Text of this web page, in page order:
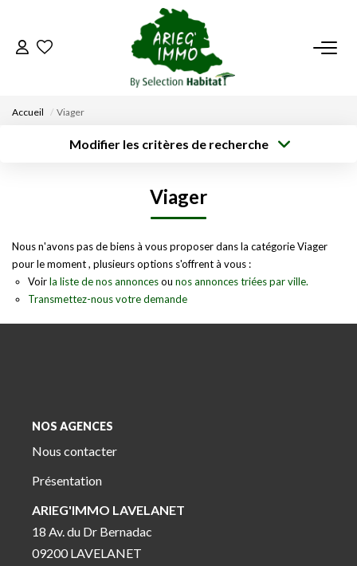
ACCUEIL
DÉPOSEZ VOTRE RECHERCHE
NOUS REJOINDRE
Accueil Viager
Modifier les critères de recherche
Surface min
Rayon Plus de critères
Créer une
Viager
Nous n'avons pas de biens à vous proposer dans la catégorie Viager
pour le moment , plusieurs options s'offrent à vous :
Voirla liste de nos annoncesou nos annonces triées par ville.
Transmettez-nous votre demande
NOS AGENCES
Nous contacter
Présentation
ARIEG'IMMO LAVELANET
18 Av. du Dr Bernadac
09200 LAVELANET